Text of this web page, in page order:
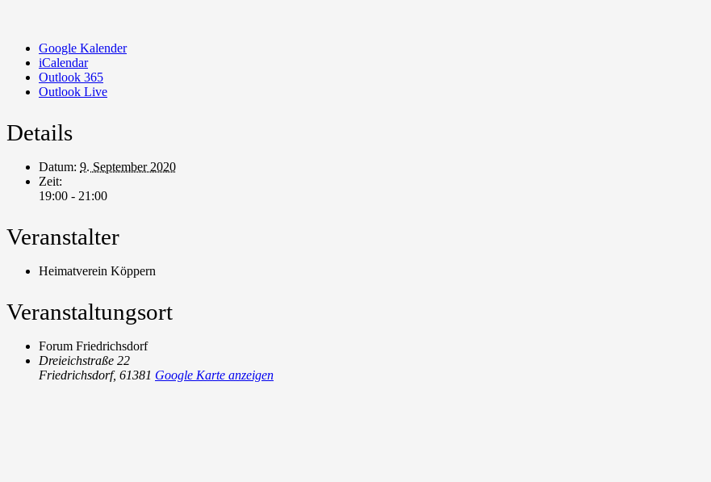
Google Kalender
iCalendar
Outlook 365
Outlook Live
Details
Datum: 9. September 2020
Zeit:
19:00 - 21:00
Veranstalter
Heimatverein Köppern
Veranstaltungsort
Forum Friedrichsdorf
Dreieichstraße 22
Friedrichsdorf, 61381 Google Karte anzeigen